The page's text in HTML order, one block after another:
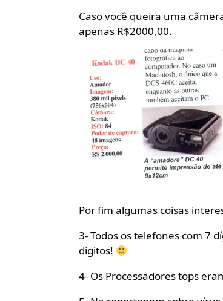
Caso você queira uma
apenas R$2000,00.
Por fim algumas coisas
3- Todos os telefones com 7
digitos!
4- Os Processadores tops